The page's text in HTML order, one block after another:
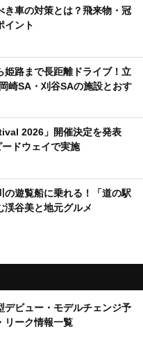
き車の対策とは？飛来物・冠
イント
姫路まで長距離ドライブ！立
崎SA・刈谷SAの施設とおす
2026」開催決定を発表
ドウェイで実施
の遊覧船に乗れる！「道の駅
渓谷美と地元グルメ
デビュー・モデルチェンジ予
リーク情報一覧